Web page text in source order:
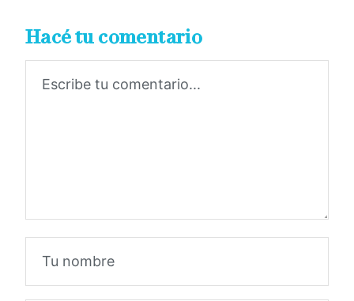
Hacé tu comentario